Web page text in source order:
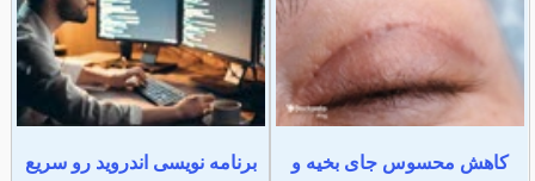
کاهش محسوس جای بخیه و
برنامه نویسی اندروید رو سریع